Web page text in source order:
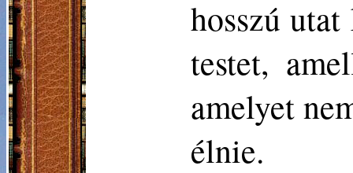
hosszú
testet,
amelyet
élnie.